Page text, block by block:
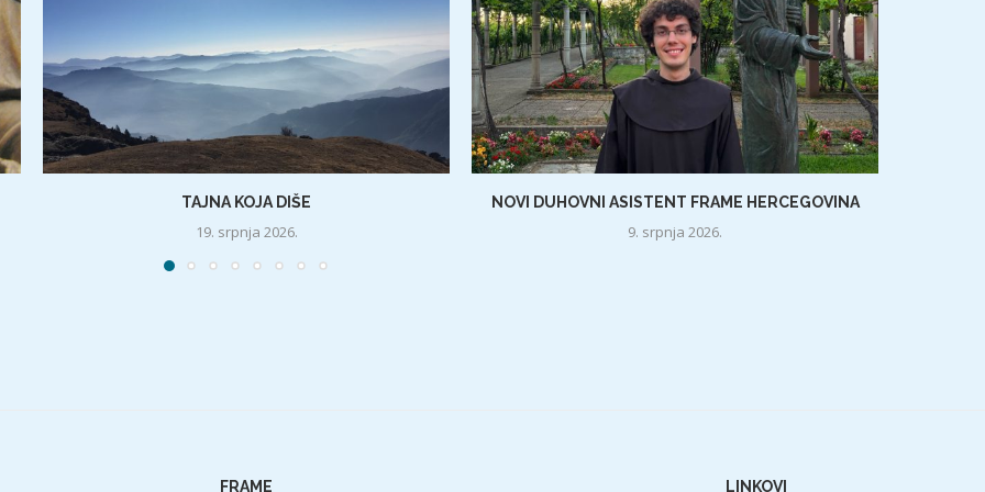
TAJNA KOJA DIŠE
19. srpnja 2026.
NOVI DUHOVNI ASISTENT FRAME HERCEGOVINA
9. srpnja 2026.
FRAME LINKOVI